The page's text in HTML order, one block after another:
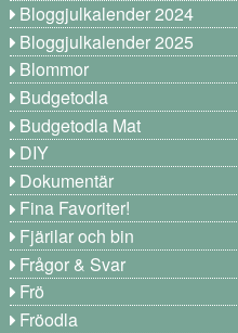
Bloggjulkalender 2024
Bloggjulkalender 2025
Blommor
Budgetodla
Budgetodla Mat
DIY
Dokumentär
Fina Favoriter!
Fjärilar och bin
Frågor & Svar
Frö
Fröodla